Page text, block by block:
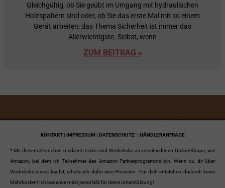
Gleichgültig, ob Sie geübt im Umgang mit hydraulischen
Holzspaltern sind oder, ob Sie das erste Mal mit so einem
Gerät arbeiten: das Thema Sicherheit ist immer das
Allerwichtigste. Selbst, wenn
ZUM BEITRAG »
KONTAKT | IMPRESSUM | DATENSCHUTZ | HÄNDLERANFRAGE
* Mit diesem Sternchen markierte Links sind Werbelinks zu verschiedenen Online-Shops, wie
Amazon, bei dem ich Teilnehmer des Amazon-Partnerprogramms bin. Wenn du dir über
Werbelinks etwas kaufst, erhalte ich dafür eine Provision. Für dich entstehen dadurch keine
Mehrkosten! Ich bedanke mich jedenfalls für deine Unterstützung!